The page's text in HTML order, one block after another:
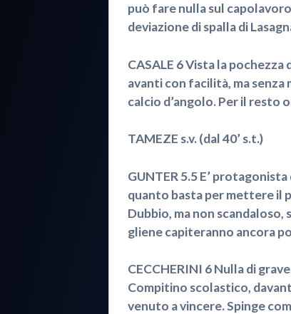
può fare nulla sul
deviazione di spalla di
CASALE 6 Vista la
avanti con facilità, ma senza
calcio d’angolo. Per il resto
TAMEZE s.v. (dal 40’ s.t.)
GUNTER 5.5 E’
quanto basta per mettere il
Dubbio, ma non scandaloso,
gliene capiteranno ancora
CECCHERINI 6 Nulla di
Compitino scolastico,
venuto a vincere. Spinge